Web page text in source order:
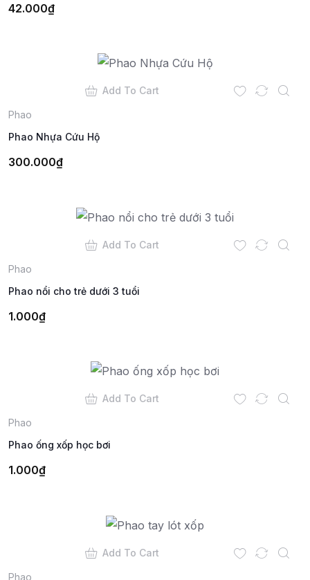
42.000₫
Add To Cart
Phao
Phao Nhựa Cứu Hộ
300.000₫
Add To Cart
Phao
Phao nổi cho trẻ dưới 3 tuổi
1.000₫
Add To Cart
Phao
Phao ống xốp học bơi
1.000₫
Add To Cart
Phao